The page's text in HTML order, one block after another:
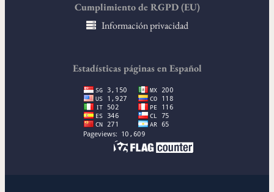
Cumplimiento de RGPD (EU)
Información privacidad
Estadísticas páginas en Español